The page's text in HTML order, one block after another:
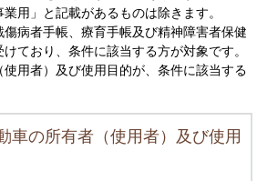
用」と記載があるものは除きます。
病者手帳、療育手帳及び精神障害者保健
ており、条件に該当する方が対象です。
用者）及び使用目的が、条件に該当する
車の所有者（使用者）及び使用